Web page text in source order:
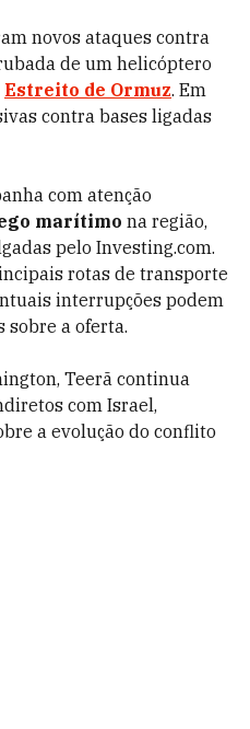
novos ataques contra
de um helicóptero
Estreito de Ormuz. Em
contra bases ligadas
com atenção
marítimo na região,
pelo Investing.com.
rotas de transporte
interrupções podem
sobre a oferta.
Teerã continua
com Israel,
a evolução do conflito